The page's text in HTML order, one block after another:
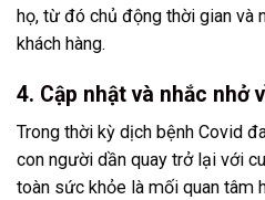
họ, từ đó chủ động thời gian và
khách hàng.
4. Cập nhật và nhắc nhở
Trong thời kỳ dịch bệnh Covid
con người dần quay trở lại với
toàn sức khỏe là mối quan tâm